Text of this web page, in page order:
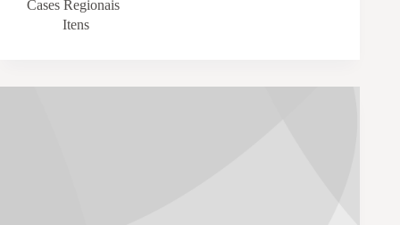
Cases Regionais
Itens